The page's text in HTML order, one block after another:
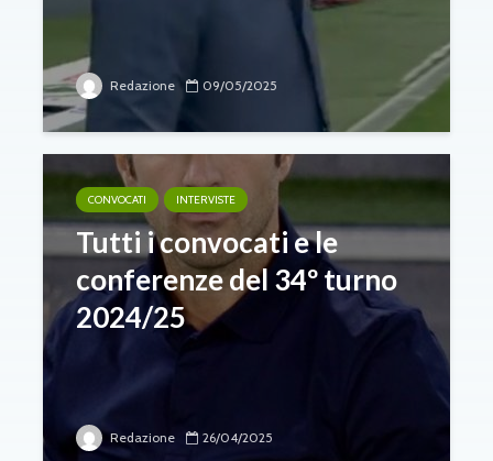
Redazione 09/05/2025
CONVOCATI INTERVISTE
Tutti i convocati e le
conferenze del 34º turno
2024/25
Redazione 26/04/2025